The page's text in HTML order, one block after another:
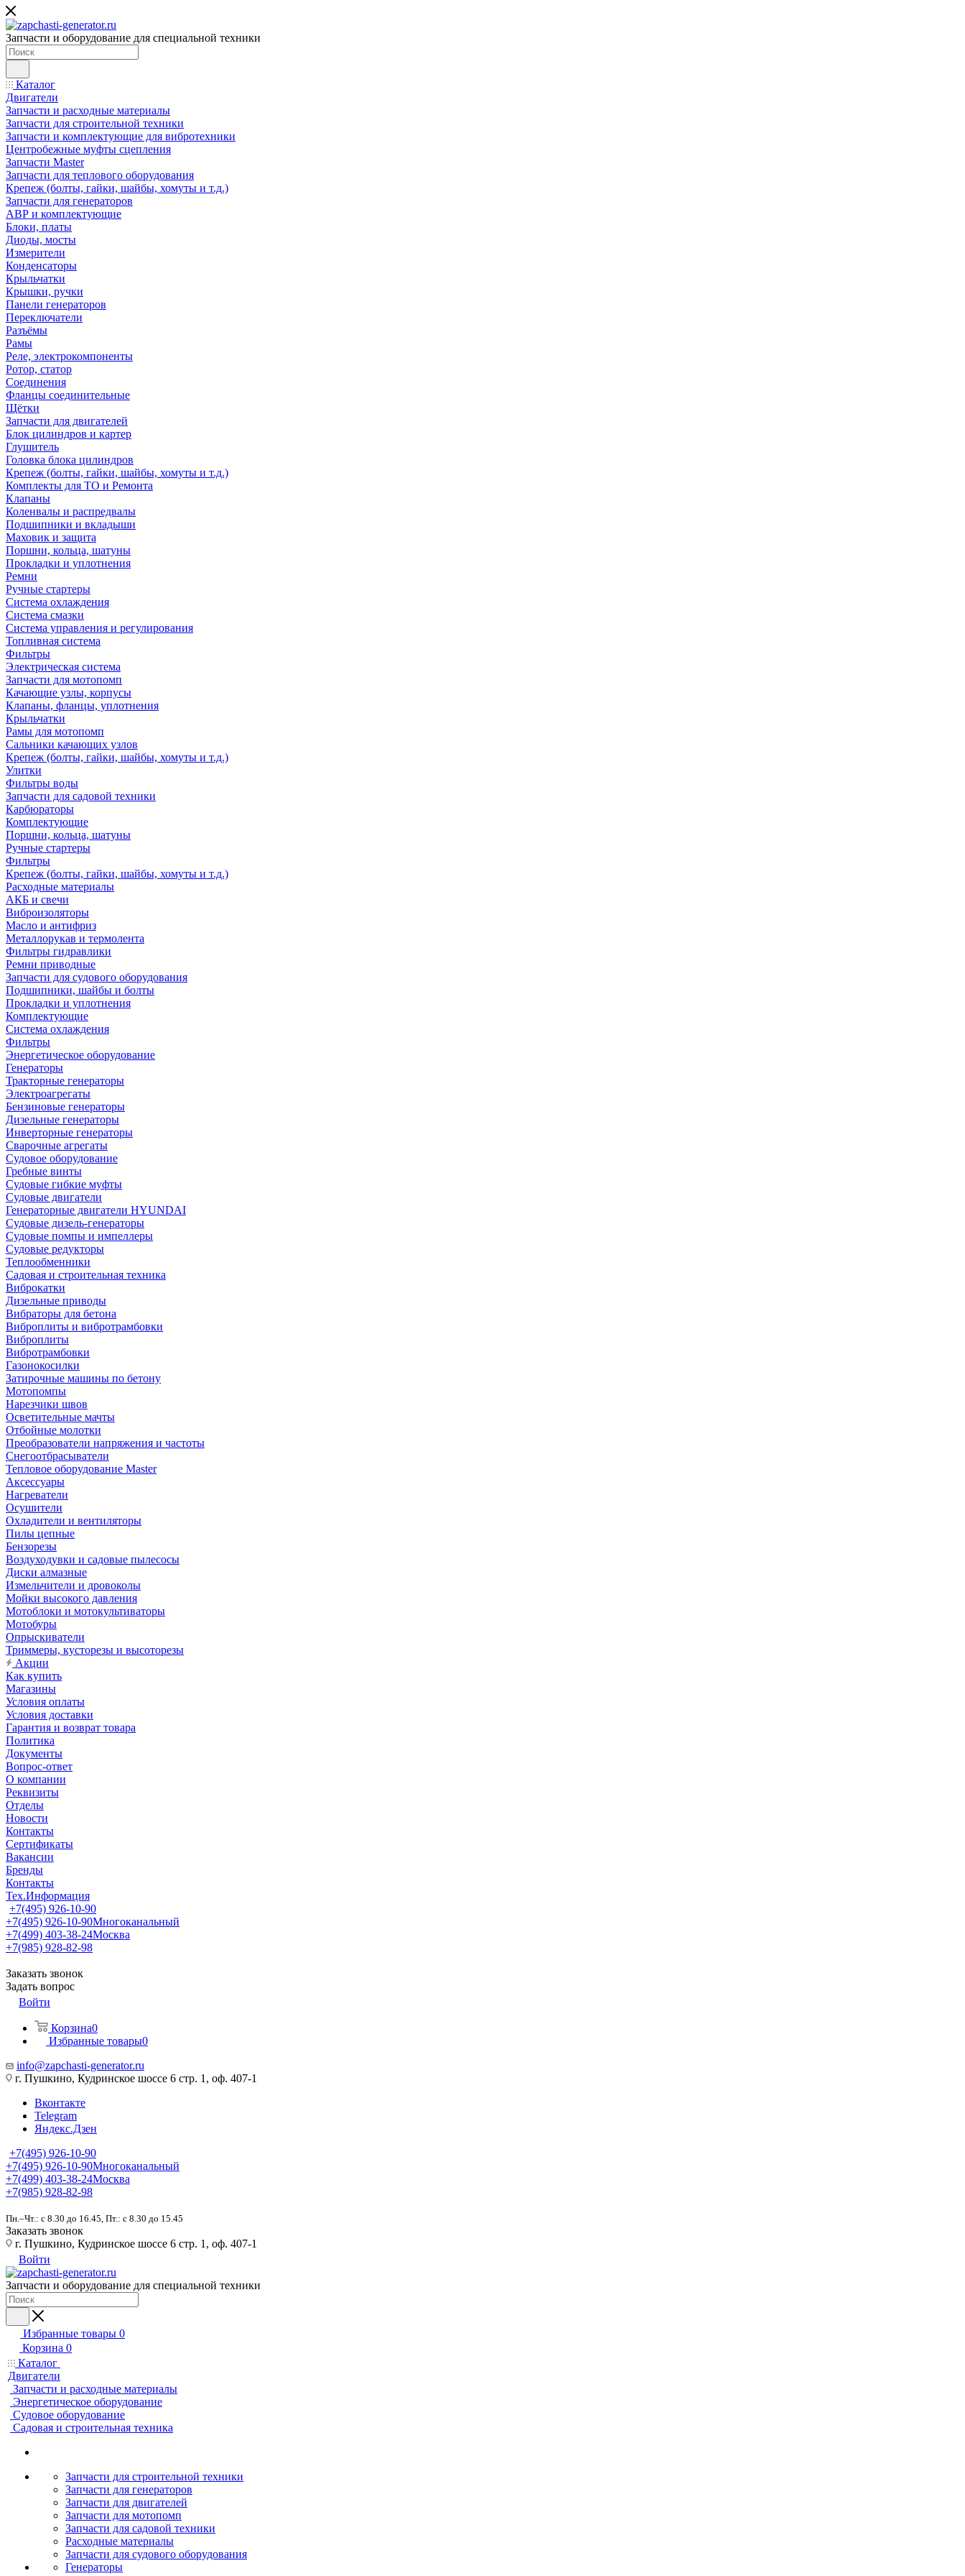
Запчасти и оборудование для специальной техники
Каталог
Двигатели
Запчасти и расходные материалы
Запчасти для строительной техники
Запчасти и комплектующие для вибротехники
Центробежные муфты сцепления
Запчасти Master
Запчасти для теплового оборудования
Крепеж (болты, гайки, шайбы, хомуты и т.д.)
Запчасти для генераторов
АВР и комплектующие
Блоки, платы
Диоды, мосты
Измерители
Конденсаторы
Крыльчатки
Крышки, ручки
Панели генераторов
Переключатели
Разъёмы
Рамы
Реле, электрокомпоненты
Ротор, статор
Соединения
Фланцы соединительные
Щётки
Запчасти для двигателей
Блок цилиндров и картер
Глушитель
Головка блока цилиндров
Крепеж (болты, гайки, шайбы, хомуты и т.д.)
Комплекты для ТО и Ремонта
Клапаны
Коленвалы и распредвалы
Подшипники и вкладыши
Маховик и защита
Поршни, кольца, шатуны
Прокладки и уплотнения
Ремни
Ручные стартеры
Система охлаждения
Система смазки
Система управления и регулирования
Топливная система
Фильтры
Электрическая система
Запчасти для мотопомп
Качающие узлы, корпусы
Клапаны, фланцы, уплотнения
Крыльчатки
Рамы для мотопомп
Сальники качающих узлов
Крепеж (болты, гайки, шайбы, хомуты и т.д.)
Улитки
Фильтры воды
Запчасти для садовой техники
Карбюраторы
Комплектующие
Поршни, кольца, шатуны
Ручные стартеры
Фильтры
Крепеж (болты, гайки, шайбы, хомуты и т.д.)
Расходные материалы
АКБ и свечи
Виброизоляторы
Масло и антифриз
Металлорукав и термолента
Фильтры гидравлики
Ремни приводные
Запчасти для судового оборудования
Подшипники, шайбы и болты
Прокладки и уплотнения
Комплектующие
Система охлаждения
Фильтры
Энергетическое оборудование
Генераторы
Тракторные генераторы
Электроагрегаты
Бензиновые генераторы
Дизельные генераторы
Инверторные генераторы
Сварочные агрегаты
Судовое оборудование
Гребные винты
Судовые гибкие муфты
Судовые двигатели
Генераторные двигатели HYUNDAI
Судовые дизель-генераторы
Судовые помпы и импеллеры
Судовые редукторы
Теплообменники
Садовая и строительная техника
Виброкатки
Дизельные приводы
Вибраторы для бетона
Виброплиты и вибротрамбовки
Виброплиты
Вибротрамбовки
Газонокосилки
Затирочные машины по бетону
Мотопомпы
Нарезчики швов
Осветительные мачты
Отбойные молотки
Преобразователи напряжения и частоты
Снегоотбрасыватели
Тепловое оборудование Master
Аксессуары
Нагреватели
Осушители
Охладители и вентиляторы
Пилы цепные
Бензорезы
Воздуходувки и садовые пылесосы
Диски алмазные
Измельчители и дровоколы
Мойки высокого давления
Мотоблоки и мотокультиваторы
Мотобуры
Опрыскиватели
Триммеры, кусторезы и высоторезы
Акции
Как купить
Магазины
Условия оплаты
Условия доставки
Гарантия и возврат товара
Политика
Документы
Вопрос-ответ
О компании
Реквизиты
Отделы
Новости
Контакты
Сертификаты
Вакансии
Бренды
Контакты
Тех.Информация
+7(495) 926-10-90
+7(495) 926-10-90Многоканальный
+7(499) 403-38-24Москва
+7(985) 928-82-98
Заказать звонок
Задать вопрос
Войти
Корзина0
Избранные товары0
info@zapchasti-generator.ru
г. Пушкино, Кудринское шоссе 6 стр. 1, оф. 407-1
Вконтакте
Telegram
Яндекс.Дзен
+7(495) 926-10-90
+7(495) 926-10-90Многоканальный
+7(499) 403-38-24Москва
+7(985) 928-82-98
Пн.–Чт.: с 8.30 до 16.45, Пт.: с 8.30 до 15.45
Заказать звонок
г. Пушкино, Кудринское шоссе 6 стр. 1, оф. 407-1
Войти
Запчасти и оборудование для специальной техники
Избранные товары 0
Корзина 0
Каталог
Двигатели
Запчасти и расходные материалы
Энергетическое оборудование
Судовое оборудование
Садовая и строительная техника
Запчасти для строительной техники
Запчасти для генераторов
Запчасти для двигателей
Запчасти для мотопомп
Запчасти для садовой техники
Расходные материалы
Запчасти для судового оборудования
Генераторы